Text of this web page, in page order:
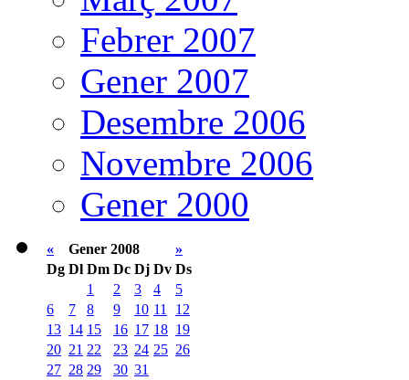
Febrer 2007
Gener 2007
Desembre 2006
Novembre 2006
Gener 2000
« Gener 2008
»
Dg Dl Dm Dc Dj Dv Ds
1
2 3 4
5
6
7 8 9 10 11
12
13 14 15 16 17 18 19
20 21 22 23 24 25 26
27 28 29 30 31